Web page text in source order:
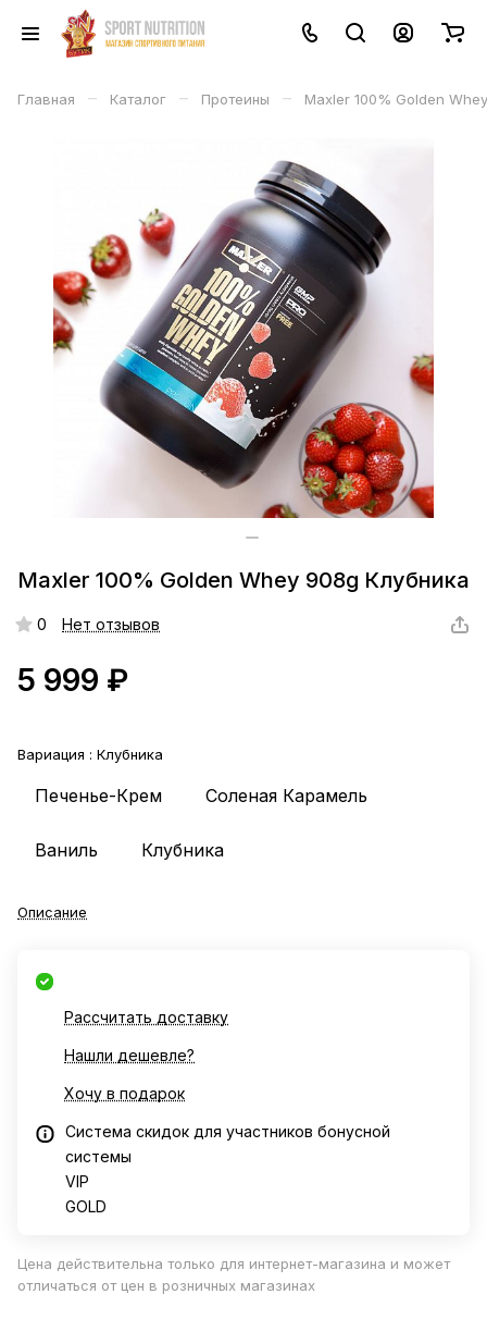
Главная – Каталог – Протеины – Maxler 100% Golden
Maxler 100% Golden Whey 908g Клубника
0 Нет отзывов
5 999 ₽
Вариация : Клубника
Печенье-Крем Соленая Карамель
Ваниль Клубника
Описание
Рассчитать доставку
Нашли дешевле?
Хочу в подарок
Система скидок для участников бонусной
системы
VIP
GOLD
Цена действительна только для интернет-магазина и может
отличаться от цен в розничных магазинах